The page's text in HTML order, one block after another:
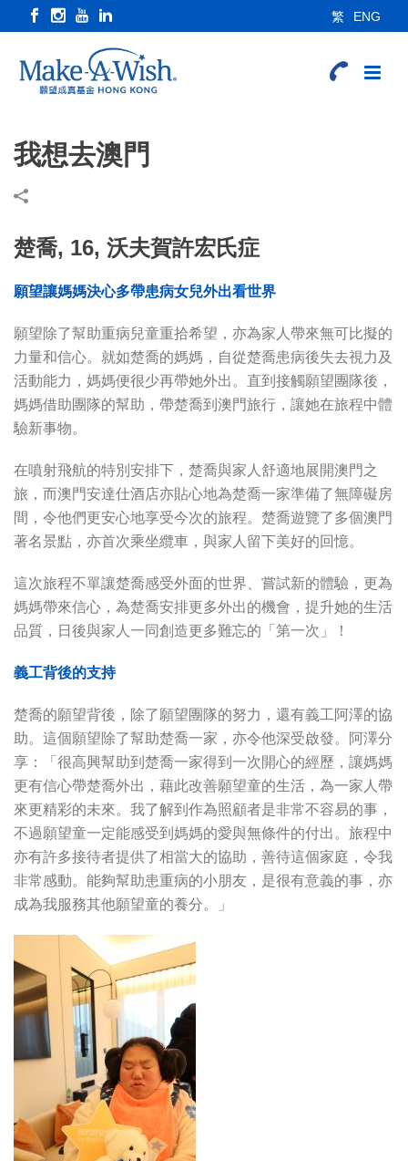
繁 ENG
我想去澳門
楚喬, 16, 沃夫賀許宏氏症
願望讓媽媽決心多帶患病女兒外出看世界
願望除了幫助重病兒童重拾希望，亦為家人帶來無可比擬的
力量和信心。就如楚喬的媽媽，自從楚喬患病後失去視力及
活動能力，媽媽便很少再帶她外出。直到接觸願望團隊後，
媽媽借助團隊的幫助，帶楚喬到澳門旅行，讓她在旅程中體
驗新事物。
在噴射飛航的特別安排下，楚喬與家人舒適地展開澳門之
旅，而澳門安達仕酒店亦貼心地為楚喬一家準備了無障礙房
間，令他們更安心地享受今次的旅程。楚喬遊覽了多個澳門
著名景點，亦首次乘坐纜車，與家人留下美好的回憶。
這次旅程不單讓楚喬感受外面的世界、嘗試新的體驗，更為
媽媽帶來信心，為楚喬安排更多外出的機會，提升她的生活
品質，日後與家人一同創造更多難忘的「第一次」！
義工背後的支持
楚喬的願望背後，除了願望團隊的努力，還有義工阿澤的協
助。這個願望除了幫助楚喬一家，亦令他深受啟發。阿澤分
享：「很高興幫助到楚喬一家得到一次開心的經歷，讓媽媽
更有信心帶楚喬外出，藉此改善願望童的生活，為一家人帶
來更精彩的未來。我了解到作為照顧者是非常不容易的事，
不過願望童一定能感受到媽媽的愛與無條件的付出。旅程中
亦有許多接待者提供了相當大的協助，善待這個家庭，令我
非常感動。能夠幫助患重病的小朋友，是很有意義的事，亦
成為我服務其他願望童的養分。」